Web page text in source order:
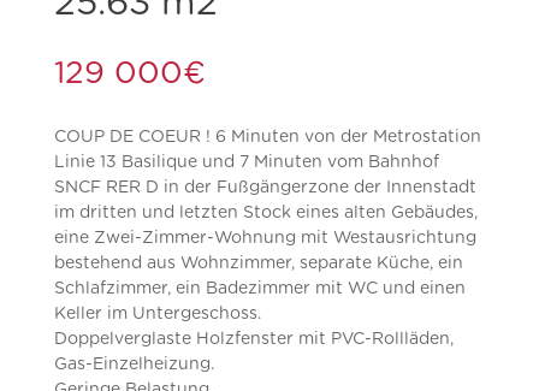
129 000€
COUP DE COEUR ! 6 Minuten von der Metrostation
Linie 13 Basilique und 7 Minuten vom Bahnhof
SNCF RER D in der Fußgängerzone der Innenstadt
im dritten und letzten Stock eines alten Gebäudes,
eine Zwei-Zimmer-Wohnung mit Westausrichtung
bestehend aus Wohnzimmer, separate Küche, ein
Schlafzimmer, ein Badezimmer mit WC und einen
Keller im Untergeschoss.
Doppelverglaste Holzfenster mit PVC-Rollläden,
Gas-Einzelheizung.